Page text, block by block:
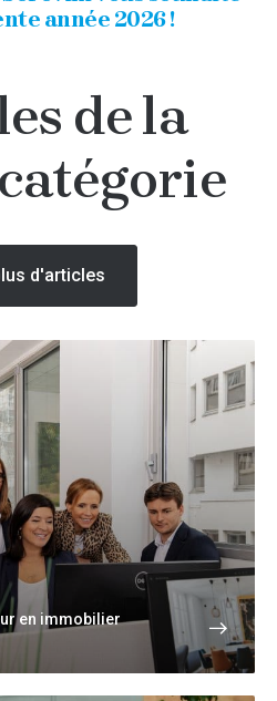
année 2026 !
de la
d'articles
en immobilier